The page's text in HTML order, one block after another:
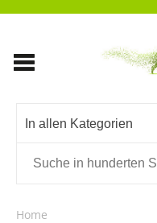
In allen Kategorien
Home